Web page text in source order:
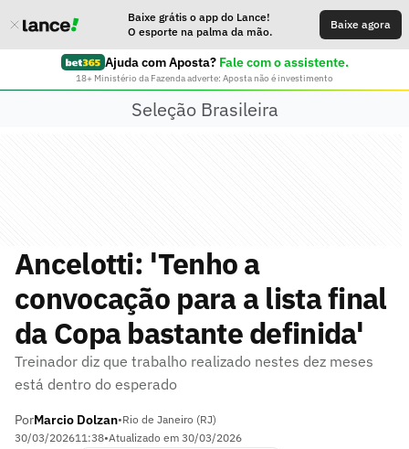
Baixe grátis o app do Lance!
O esporte na palma da mão.
Baixe agora
Ajuda com Aposta? Fale com o assistente.
18+ Ministério da Fazenda adverte: Aposta não é investimento
Seleção Brasileira
Ancelotti: 'Tenho a
convocação para a lista final
da Copa bastante definida'
Treinador diz que trabalho realizado nestes dez meses
está dentro do esperado
PorMarcio Dolzan•Rio de Janeiro (RJ)
30/03/202611:38•Atualizado em 30/03/2026